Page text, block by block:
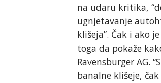
na udaru kritika,
ugnjetavanje
klišeja”. Čak i ako
toga da pokaže
Ravensburger AG.
banalne klišeje,